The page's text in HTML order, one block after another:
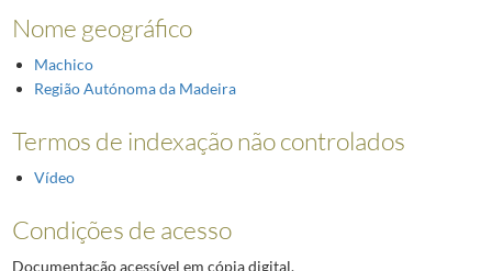
Nome geográfico
Machico
Região Autónoma da Madeira
Termos de indexação não controlados
Vídeo
Condições de acesso
Documentação acessível em cópia digital.